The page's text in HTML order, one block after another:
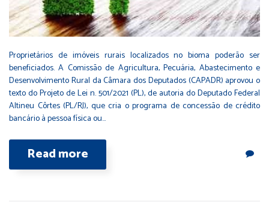
Proprietários de imóveis rurais localizados no bioma poderão ser
beneficiados. A Comissão de Agricultura, Pecuária, Abastecimento e
Desenvolvimento Rural da Câmara dos Deputados (CAPADR) aprovou o
texto do Projeto de Lei n. 501/2021 (PL), de autoria do Deputado Federal
Altineu Côrtes (PL/RJ), que cria o programa de concessão de crédito
bancário à pessoa física ou…
Read more